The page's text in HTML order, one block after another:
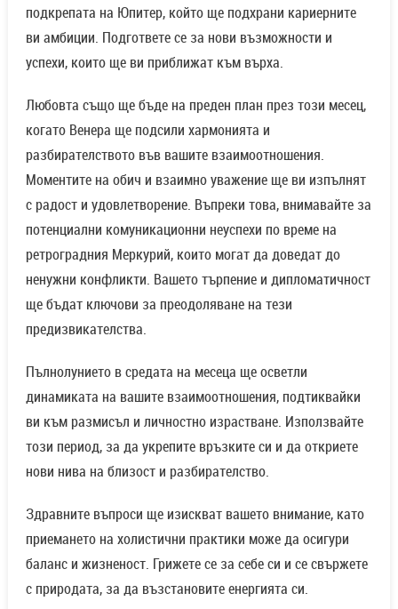
подкрепата на Юпитер, който ще подхрани кариерните
ви амбиции. Подгответе се за нови възможности и
успехи, които ще ви приближат към върха.
Любовта също ще бъде на преден план през този месец,
когато Венера ще подсили хармонията и
разбирателството във вашите взаимоотношения.
Моментите на обич и взаимно уважение ще ви изпълнят
с радост и удовлетворение. Въпреки това, внимавайте за
потенциални комуникационни неуспехи по време на
ретроградния Меркурий, които могат да доведат до
ненужни конфликти. Вашето търпение и дипломатичност
ще бъдат ключови за преодоляване на тези
предизвикателства.
Пълнолунието в средата на месеца ще осветли
динамиката на вашите взаимоотношения, подтиквайки
ви към размисъл и личностно израстване. Използвайте
този период, за да укрепите връзките си и да откриете
нови нива на близост и разбирателство.
Здравните въпроси ще изискват вашето внимание, като
приемането на холистични практики може да осигури
баланс и жизненост. Грижете се за себе си и се свържете
с природата, за да възстановите енергията си.